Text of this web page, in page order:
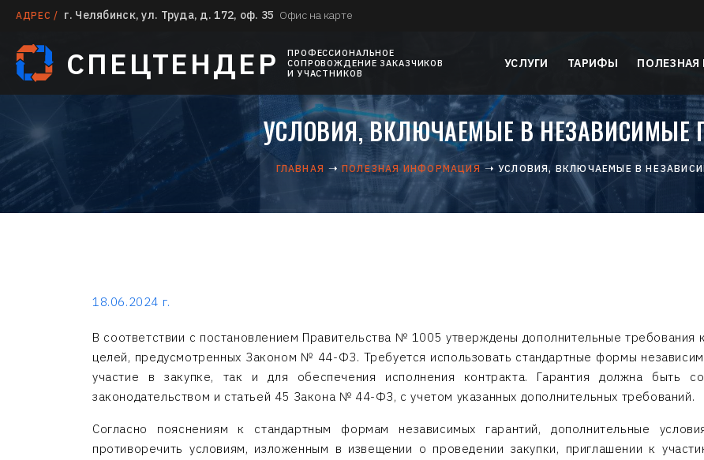
АДРЕС / г. Челябинск, ул. Труда, д. 172, оф. 35 Офис на карте
СПЕЦТЕНДЕР
ПРОФЕССИОНАЛЬНОЕ
СОПРОВОЖДЕНИЕ ЗАКАЗЧИКОВ
И УЧАСТНИКОВ
УСЛУГИ ТАРИФЫ
УСЛОВИЯ, ВКЛЮЧАЕМЫЕ В НЕЗАВИСИМЫЕ
ГЛАВНАЯ ПОЛЕЗНАЯ ИНФОРМАЦИЯ УСЛОВИЯ, ВКЛЮЧАЕМЫЕ В
18.06.2024 г.
В соответствии с постановлением Правительства № 1005 утверждены дополнительные
целей, предусмотренных Законом № 44-ФЗ. Требуется использовать стандартные формы
участие в закупке, так и для обеспечения исполнения контракта. Гарантия должна быть
законодательством и статьей 45 Закона № 44-ФЗ, с учетом указанных дополнительных требований.
Согласно пояснениям к стандартным формам независимых гарантий, дополнительные
противоречить условиям, изложенным в извещении о проведении закупки, приглашении к